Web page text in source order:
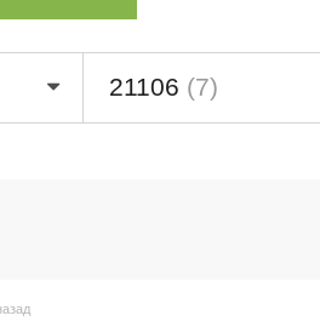
21106 (7)